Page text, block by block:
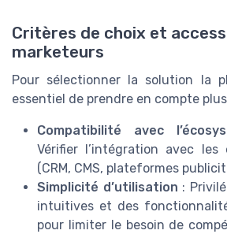
Critères de choix et
marketeurs
Pour sélectionner la solution la
essentiel de prendre en compte
Compatibilité avec
Vérifier l’intégration avec
(CRM, CMS, plateformes
Simplicité d’utilisation :
intuitives et des
pour limiter le besoin de